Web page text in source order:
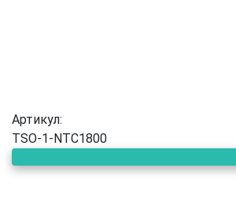
Артикул:
TSO-1-NTC1800